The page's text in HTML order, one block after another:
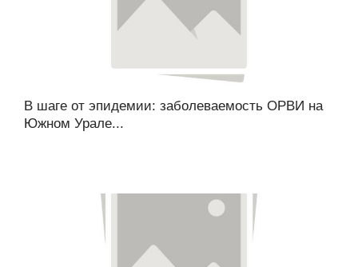
В шаге от эпидемии: заболеваемость ОРВИ на
Южном Урале...